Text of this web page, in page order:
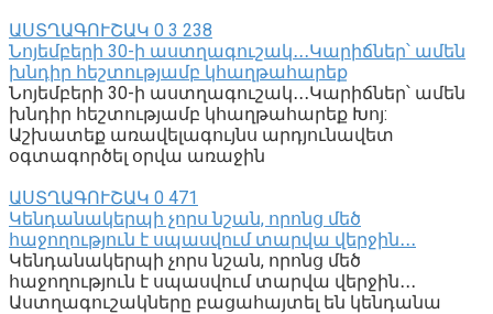
ԱՍՏՂԱԳՈՒՇԱԿ 0 3 238
Նոյեմբերի 30-ի աստղագուշակ․․․Կարիճներ՝ ամեն
խնդիր հեշտությամբ կհաղթահարեք
Նոյեմբերի 30-ի աստղագուշակ․․․Կարիճներ՝ ամեն
խնդիր հեշտությամբ կհաղթահարեք Խոյ:
Աշխատեք առավելագույնս արդյունավետ
օգտագործել օրվա առաջին
ԱՍՏՂԱԳՈՒՇԱԿ 0 471
Կենդանակերպի չորս նշան, որոնց մեծ
հաջողություն է սպասվում տարվա վերջին․․․
Կենդանակերպի չորս նշան, որոնց մեծ
հաջողություն է սպասվում տարվա վերջին․․․
Աստղագուշակները բացահայտել են կենդանա